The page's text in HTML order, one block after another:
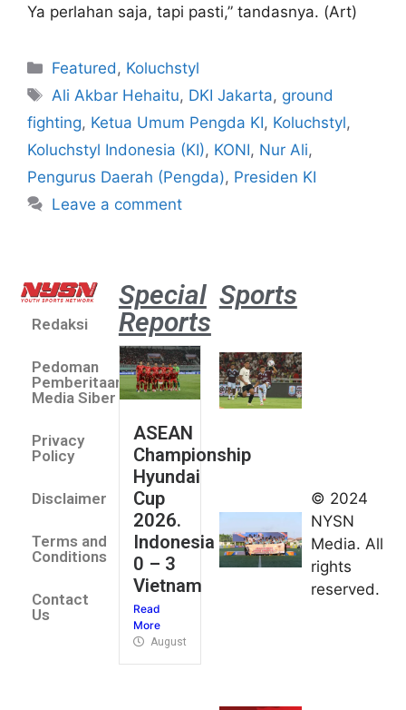
Ya perlahan saja, tapi pasti,” tandasnya. (Art)
Featured, Koluchstyl
Ali Akbar Hehaitu, DKI Jakarta, ground
fighting, Ketua Umum Pengda KI, Koluchstyl,
Koluchstyl Indonesia (KI), KONI, Nur Ali,
Pengurus Daerah (Pengda), Presiden KI
Leave a comment
Redaksi
Pedoman
Pemberitaan
Media Siber
Privacy
Policy
Disclaimer
Terms and
Conditions
Contact
Us
Special
Reports
ASEAN
Championship
Hyundai
Cup
2026.
Indonesia
0 – 3
Vietnam
Read
More
August 4, 2026
Sports
umum
Kejurnas
Panahan
Junior di
Kudus
© 2024
NYSN
Media. All
rights
reserved.